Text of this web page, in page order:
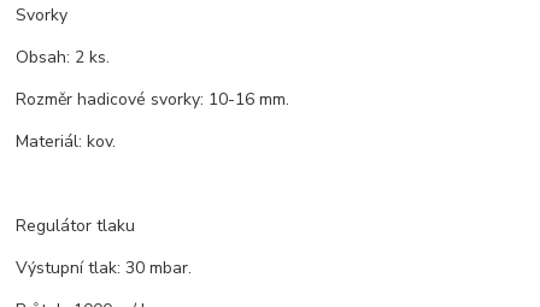
Svorky
Obsah: 2 ks.
Rozměr hadicové svorky: 10-16 mm.
Materiál: kov.
Regulátor tlaku
Výstupní tlak: 30 mbar.